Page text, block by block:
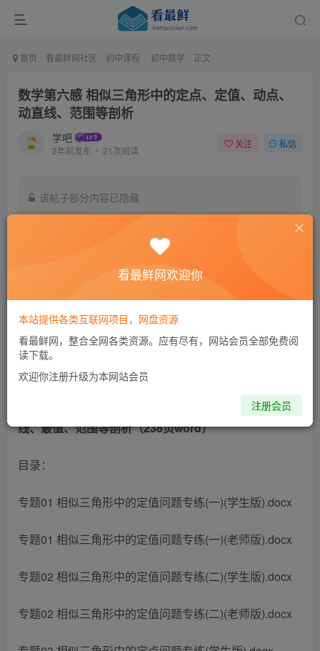
首页 看最鲜网社区 初中课程 初中数学 正文
数学第六感 相似三角形中的定点、定值、动点、
动直线、范围等剖析
学吧
2年前发布 21次阅读
关注 私信
该帖子部分内容已隐藏
4.9
免费
此内容为付费阅读，请付费后查看
数学第六感 相似三角形中的定点、定值、动点、动直
线、最值、范围等剖析（238页word）
目录：
专题01 相似三角形中的定值问题专练(一)(学生版).docx
专题01 相似三角形中的定值问题专练(一)(老师版).docx
专题02 相似三角形中的定值问题专练(二)(学生版).docx
专题02 相似三角形中的定值问题专练(二)(老师版).docx
看最鲜网欢迎你
本站提供各类互联网项目，网盘资源
看最鲜网，整合全网各类资源。应有尽有，网站会员全部免费阅
读下载。
欢迎你注册升级为本网站会员
注册会员